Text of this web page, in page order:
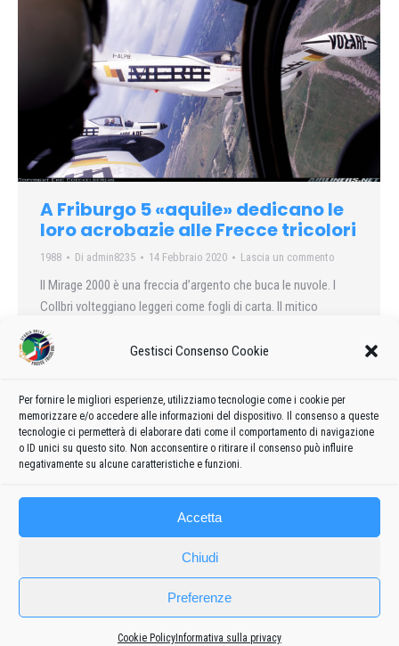
Gestisci Consenso Cookie
Per fornire le migliori esperienze, utilizziamo tecnologie come i cookie per
memorizzare e/o accedere alle informazioni del dispositivo. Il consenso a queste
tecnologie ci permetterà di elaborare dati come il comportamento di navigazione
o ID unici su questo sito. Non acconsentire o ritirare il consenso può influire
negativamente su alcune caratteristiche e funzioni.
Accetta
Chiudi
Preferenze
Cookie Policy Informativa sulla privacy
A Friburgo 5 «aquile» dedicano le
loro acrobazie alle Frecce tricolori
1988 Di admin8235 14 Febbraio 2020 Lascia un commento
Il Mirage 2000 è una freccia d’argento che buca le nuvole. I
Collbri volteggiano leggeri come fogli di carta. Il mitico
Christian Schweitzer si esibisce in educatissimi svolazzi. Gli
«Assi del Portogallo» strappano gli applausi.
← 1 … 66 67 68 69 70 …
→
Frecce